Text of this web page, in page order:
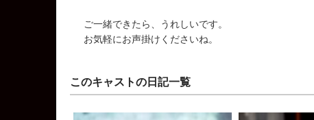
ご一緒できたら、うれしいです。
お気軽にお声掛けくださいね。
このキャストの日記一覧